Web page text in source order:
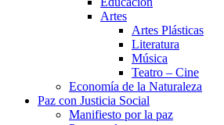
Artes
Artes Plásticas
Literatura
Música
Teatro – Cine
Economía de la Naturaleza
Paz con Justicia Social
Manifiesto por la paz